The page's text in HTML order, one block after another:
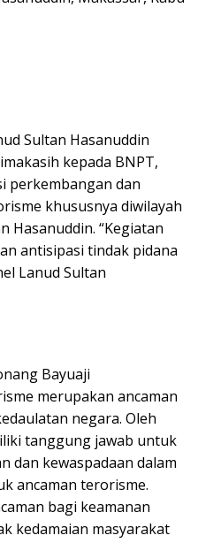
Sultan Hasanuddin
kepada BNPT,
perkembangan dan
khususnya diwilayah
Hasanuddin. “Kegiatan
antisipasi tindak pidana
Lanud Sultan
Bayuaji
merupakan ancaman
negara. Oleh
tanggung jawab untuk
dan kewaspadaan dalam
ancaman terorisme.
bagi keamanan
kedamaian masyarakat